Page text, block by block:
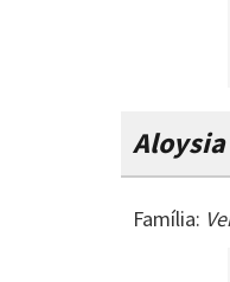
Família: